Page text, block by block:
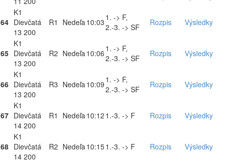
64
K1
Dievčatá
13 200
R1 Nedeľa10:03 1. -> F,
2.-3. -> SF
Rozpis Výsledky
65
K1
Dievčatá
13 200
R2 Nedeľa10:06 1. -> F,
2.-3. -> SF
Rozpis Výsledky
66
K1
Dievčatá
13 200
R3 Nedeľa10:09 1. -> F,
2.-3. -> SF
Rozpis Výsledky
67
K1
Dievčatá
14 200
R1 Nedeľa10:12 1.-3. -> F Rozpis Výsledky
68
K1
Dievčatá
14 200
R2 Nedeľa10:151.-3. -> F Rozpis Výsledky